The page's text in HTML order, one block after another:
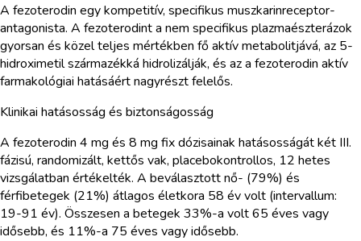
A fezoterodin egy kompetitív, specifikus muszkarinreceptor-
antagonista. A fezoterodint a nem specifikus plazmaészterázok
gyorsan és közel teljes mértékben fő aktív metabolitjává, az 5-
hidroximetil származékká hidrolizálják, és az a fezoterodin aktív
farmakológiai hatásáért nagyrészt felelős.
Klinikai hatásosság és biztonságosság
A fezoterodin 4 mg és 8 mg fix dózisainak hatásosságát két III.
fázisú, randomizált, kettős vak, placebokontrollos, 12 hetes
vizsgálatban értékelték. A beválasztott nő- (79%) és
férfibetegek (21%) átlagos életkora 58 év volt (intervallum:
19-91 év). Összesen a betegek 33%-a volt 65 éves vagy
idősebb, és 11%-a 75 éves vagy idősebb.